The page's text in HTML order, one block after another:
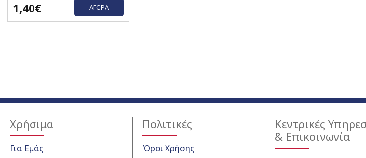
1,40€ ΑΓΟΡΆ
Χρήσιμα
Για Εμάς
Πολιτικές
Όροι Χρήσης
Κεντρικές
& Επικοινωνία